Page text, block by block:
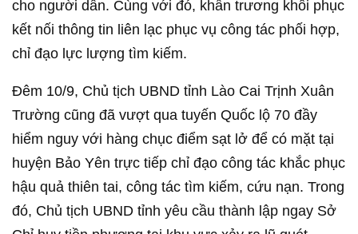
cho người dân. Cùng với đó, khẩn trương khôi phục
kết nối thông tin liên lạc phục vụ công tác phối hợp,
chỉ đạo lực lượng tìm kiếm.
Đêm 10/9, Chủ tịch UBND tỉnh Lào Cai Trịnh Xuân
Trường cũng đã vượt qua tuyến Quốc lộ 70 đầy
hiểm nguy với hàng chục điểm sạt lở để có mặt tại
huyện Bảo Yên trực tiếp chỉ đạo công tác khắc phục
hậu quả thiên tai, công tác tìm kiếm, cứu nạn. Trong
đó, Chủ tịch UBND tỉnh yêu cầu thành lập ngay Sở